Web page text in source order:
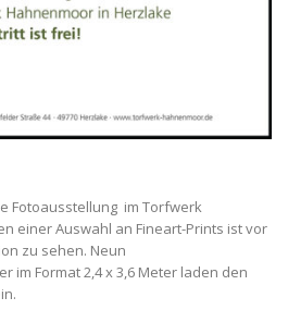
Fotoausstellung im Torfwerk
einer Auswahl an Fineart-Prints ist vor
zu sehen. Neun
im Format 2,4 x 3,6 Meter laden den